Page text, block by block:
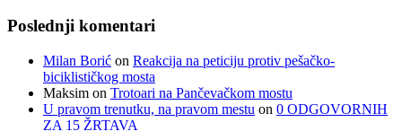
Poslednji komentari
Milan Borić on Reakcija na peticiju protiv pešačko-
biciklističkog mosta
Maksim on Trotoari na Pančevačkom mostu
U pravom trenutku, na pravom mestu on 0 ODGOVORNIH
ZA 15 ŽRTAVA